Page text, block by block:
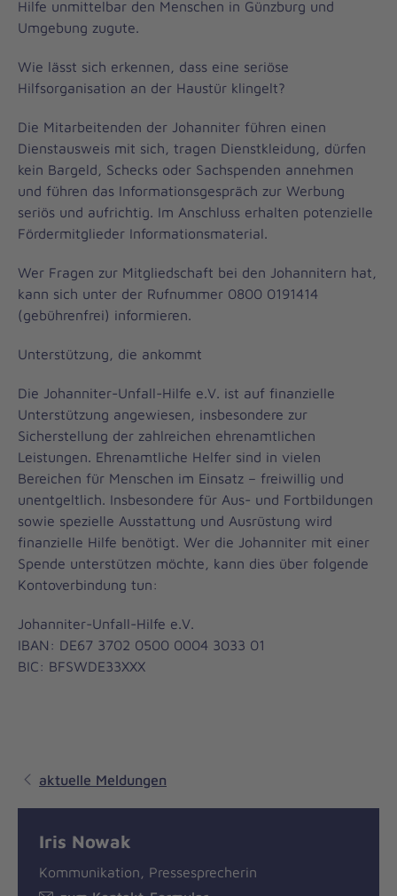
Hilfe unmittelbar den Menschen in Günzburg und
Umgebung zugute.
Wie lässt sich erkennen, dass eine seriöse
Hilfsorganisation an der Haustür klingelt?
Die Mitarbeitenden der Johanniter führen einen
Dienstausweis mit sich, tragen Dienstkleidung, dürfen
kein Bargeld, Schecks oder Sachspenden annehmen
und führen das Informationsgespräch zur Werbung
seriös und aufrichtig. Im Anschluss erhalten potenzielle
Fördermitglieder Informationsmaterial.
Wer Fragen zur Mitgliedschaft bei den Johannitern hat,
kann sich unter der Rufnummer 0800 0191414
(gebührenfrei) informieren.
Unterstützung, die ankommt
Die Johanniter-Unfall-Hilfe e.V. ist auf finanzielle
Unterstützung angewiesen, insbesondere zur
Sicherstellung der zahlreichen ehrenamtlichen
Leistungen. Ehrenamtliche Helfer sind in vielen
Bereichen für Menschen im Einsatz – freiwillig und
unentgeltlich. Insbesondere für Aus- und Fortbildungen
sowie spezielle Ausstattung und Ausrüstung wird
finanzielle Hilfe benötigt. Wer die Johanniter mit einer
Spende unterstützen möchte, kann dies über folgende
Kontoverbindung tun:
Johanniter-Unfall-Hilfe e.V.
IBAN: DE67 3702 0500 0004 3033 01
BIC: BFSWDE33XXX
aktuelle Meldungen
Iris Nowak
Kommunikation, Pressesprecherin